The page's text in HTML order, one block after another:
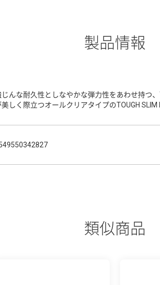
製品情報
じんな耐久性としなやかな弾力性をあわせ持つ
しく際立つオールクリアタイプのTOUGH SLIM
類似商品